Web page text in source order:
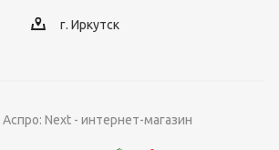
г. Иркутск
Next - интернет-магазин